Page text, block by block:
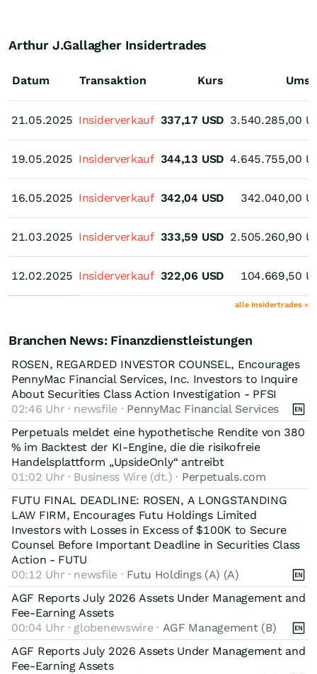
Arthur J.Gallagher Insidertrades
Datum
21.05.2025
19.05.2025
16.05.2025
21.03.2025
12.02.2025
Transaktion Kurs
21.05.2025 Insiderverkauf 337,17 USD 3.540.285,00
19.05.2025 Insiderverkauf 344,13 USD 4.645.755,00
16.05.2025 Insiderverkauf 342,04 USD 342.040,00
21.03.2025 Insiderverkauf 333,59 USD 2.505.260,90
12.02.2025 Insiderverkauf 322,06 USD 104.669,50
alle Insidertrades »
Branchen News: Finanzdienstleistungen
ROSEN, REGARDED INVESTOR COUNSEL, Encourages
PennyMac Financial Services, Inc. Investors to Inquire
About Securities Class Action Investigation - PFSI
02:46 Uhr · newsfile · PennyMac Financial Services
Perpetuals meldet eine hypothetische Rendite von 380
% im Backtest der KI-Engine, die die risikofreie
Handelsplattform „UpsideOnly“ antreibt
01:02 Uhr · Business Wire (dt.) · Perpetuals.com
FUTU FINAL DEADLINE: ROSEN, A LONGSTANDING
LAW FIRM, Encourages Futu Holdings Limited
Investors with Losses in Excess of $100K to Secure
Counsel Before Important Deadline in Securities Class
Action - FUTU
00:12 Uhr · newsfile · Futu Holdings (A) (A)
AGF Reports July 2026 Assets Under Management and
Fee-Earning Assets
00:04 Uhr · globenewswire · AGF Management (B)
AGF Reports July 2026 Assets Under Management and
Fee-Earning Assets